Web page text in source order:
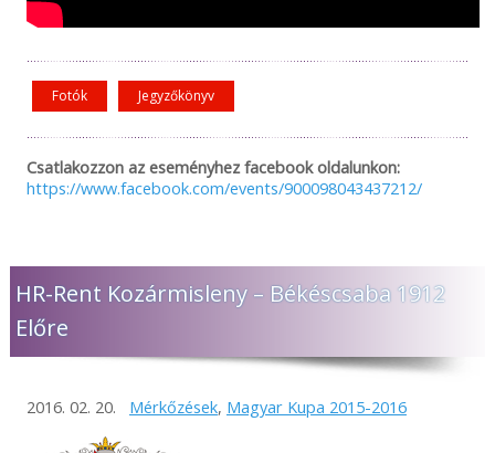
Fotók Jegyzőkönyv
Csatlakozzon az eseményhez facebook oldalunkon:
https://www.facebook.com/events/900098043437212/
HR-Rent Kozármisleny – Békéscsaba 1912
Előre
2016. 02. 20. Mérkőzések, Magyar Kupa 2015-2016